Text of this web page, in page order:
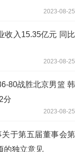
2023-08-25
收入15.35亿元 同比
2023-08-25
80战胜北京男篮 韩
分
2023-08-25
于第五届董事会第
的独立意见